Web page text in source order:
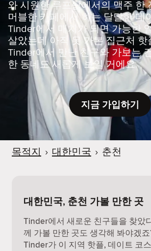
와 시원한 루프탑에서의 맥주 한
머블한 카페에서 하는 달달한 데
Tinder에서 매치가 되면 가능한
살았는데 아직 못 가본 집근처 핫
Tinder에서 만난 친구와 가보는
한 동네도 새롭게 보일 거에요.
지금 가입하기
목적지 › 대한민국 › 춘천
대한민국, 춘천 가볼 만한 곳
Tinder에서 새로운 친구들을 찾았
께 가볼 만한 곳도 생각해 봐야겠
Tinder가 이 지역 핫플, 데이트 코